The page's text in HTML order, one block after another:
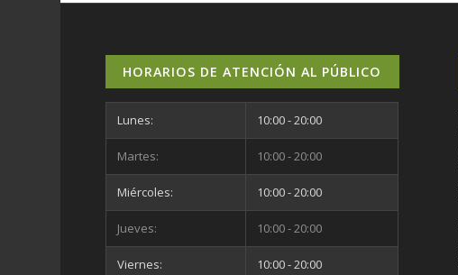
HORARIOS DE ATENCIÓN AL PÚBLICO
Lunes: 10:00 - 20:00
Martes: 10:00 - 20:00
Miércoles: 10:00 - 20:00
Jueves: 10:00 - 20:00
Viernes: 10:00 - 20:00